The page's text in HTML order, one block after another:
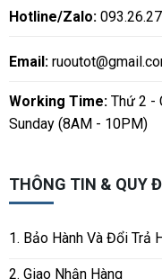
Hotline/Zalo:
Email:
Working Time:Thứ 2 -
Sunday (8AM - 10PM)
THÔNG TIN & QUY
1. Bảo Hành Và Đổi Trả
2. Giao Nhận Hàng